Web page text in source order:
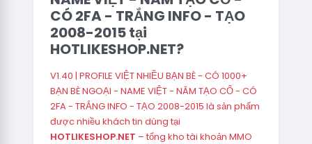
CÓ 2FA - TRẮNG INFO - TẠO
2008-2015 tại
HOTLIKESHOP.NET?
V1.40 | PROFILE VIỆT NHIỀU BẠN BÈ - CÓ 1000+
BẠN BÈ NGOẠI - NAME VIỆT - NĂM TẠO CỔ - CÓ
2FA - TRẮNG INFO - TẠO 2008-2015 là sản phẩm
được nhiều khách tin dùng tại
HOTLIKESHOP.NET – tổng kho tài khoản MMO